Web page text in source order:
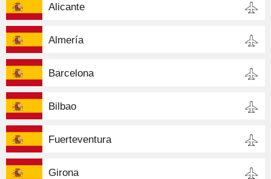
Alicante
Almería
Barcelona
Bilbao
Fuerteventura
Girona